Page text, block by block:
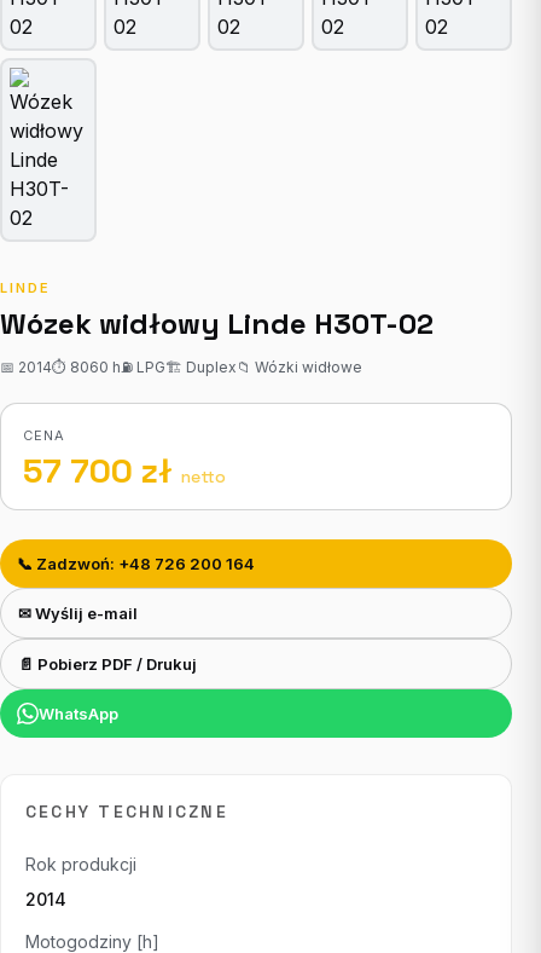
LINDE
Wózek widłowy Linde H30T-02
📅 2014⏱ 8060 h⛽ LPG🏗 Duplex 📁 Wózki widłowe
CENA
57 700 zł netto
📞 Zadzwoń: +48 726 200 164
✉ Wyślij e-mail
📄 Pobierz PDF / Drukuj
WhatsApp
CECHY TECHNICZNE
Rok produkcji
2014
Motogodziny [h]